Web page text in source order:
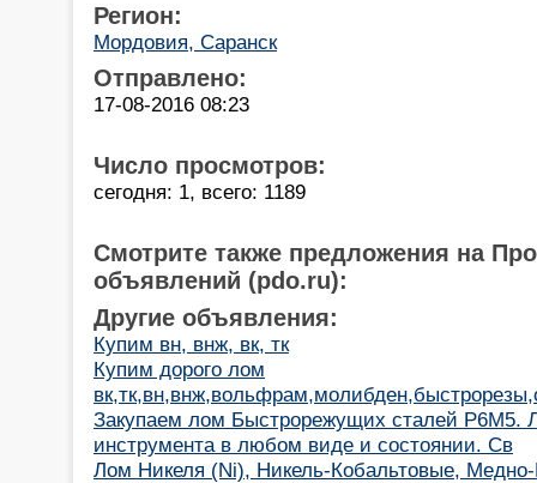
Регион:
Мордовия, Саранск
Отправлено:
17-08-2016 08:23
Число просмотров:
сегодня: 1, всего: 1189
Смотрите также предложения на
объявлений (pdo.ru):
Другие объявления:
Купим вн, внж, вк, тк
Купим дорого лом
Закупаем лом Быстрорежущих сталей Р6М5.
инструмента в любом виде и состоянии. Св
Лом Никеля (Ni), Никель-Кобальтовые,